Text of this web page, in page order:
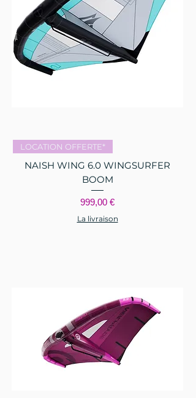
LOCATION OFFERTE*
NAISH WING 6.0 WINGSURFER
BOOM
Prix
999,00 €
La livraison